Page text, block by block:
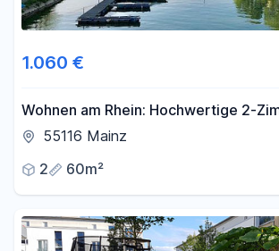
1.060 €
Wohnen am Rhein: Hochwertige 2-
mit Loggia und Einbauküche
55116 Mainz
2
60m²